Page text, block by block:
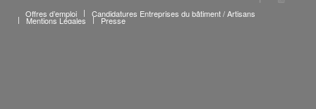
Offres d’emploi Candidatures Entreprises du bâtiment / Artisans
Mentions Légales Presse